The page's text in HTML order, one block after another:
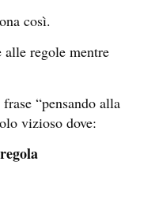
così.
regole mentre
“pensando alla
vizioso dove: